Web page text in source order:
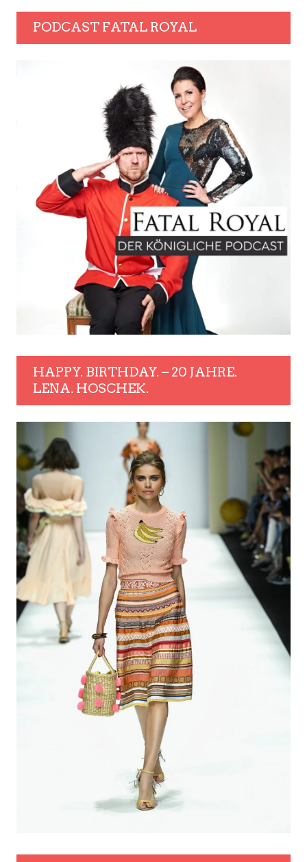
PODCAST FATAL ROYAL
HAPPY. BIRTHDAY. – 20 JAHRE.
LENA. HOSCHEK.